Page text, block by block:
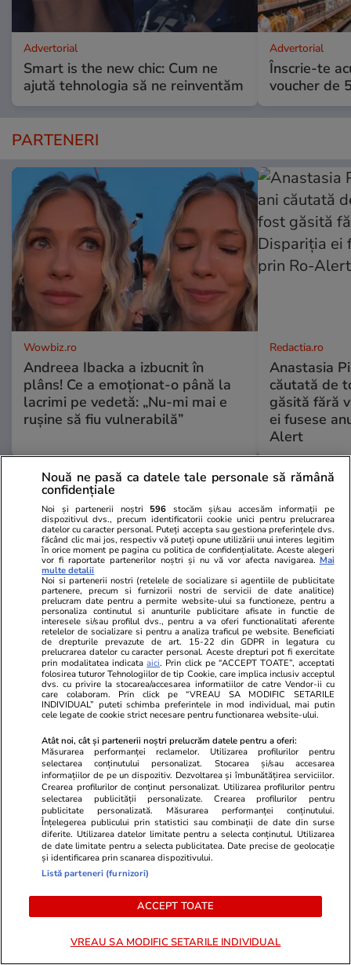
Advertorial
Smart is the new chic: Cum ne
ajută tehnologia să ne reinventăm
Advertorial
Înscrie-te
voucher de
PARTENERI
Wowbiz.ro
Andreea Ibacka a izbucnit în
plâns! Ce a emoționat-o până la
lacrimi pe vedetă: „Nu-mi mai e
rușine să fiu vulnerabilă”
Redactia.ro
Anastasia
căutată de
găsită fără
ei fusese
Alert
POLITIC
Politică 06:21
Sorin Grindeanu anunță data la
care România ar putea avea un
nou Guvern: „Nu rămânem în
acest blocaj”
Politică 27 iul.
Parlamentul, somat să modifice
Legea salarizării. Înalta Curte
de Casație și Justiție: „Serioase
probleme de
constituționalitate”
PARTENERI
Nouă ne pasă ca datele tale personale să rămână
confidențiale
Noi și partenerii noștri 596 stocăm și/sau accesăm informații pe
dispozitivul dvs., precum identificatorii cookie unici pentru prelucrarea
datelor cu caracter personal. Puteți accepta sau gestiona preferințele dvs.
făcând clic mai jos, respectiv vă puteți opune utilizării unui interes legitim
în orice moment pe pagina cu politica de confidențialitate. Aceste alegeri
vor fi raportate partenerilor noștri și nu vă vor afecta navigarea. Mai
multe detalii
Noi si partenerii nostri (retelele de socializare si agentiile de publicitate
partenere, precum si furnizorii nostri de servicii de date analitice)
prelucram date pentru a permite website-ului sa functioneze, pentru a
personaliza continutul si anunturile publicitare afisate in functie de
interesele si/sau profilul dvs., pentru a va oferi functionalitati aferente
retelelor de socializare si pentru a analiza traficul pe website. Beneficiati
de drepturile prevazute de art. 15-22 din GDPR in legatura cu
prelucrarea datelor cu caracter personal. Aceste drepturi pot fi exercitate
prin modalitatea indicataaici. Prin click pe “ACCEPT TOATE”, acceptati
folosirea tuturor Tehnologiilor de tip Cookie, care implica inclusiv acceptul
dvs. cu privire la stocarea/accesarea informatiilor de catre Vendor-ii cu
care colaboram. Prin click pe “VREAU SA MODIFIC SETARILE
INDIVIDUAL” puteti schimba preferintele in mod individual, mai putin
cele legate de cookie strict necesare pentru functionarea website-ului.
Atât noi, cât și partenerii noștri prelucrăm datele pentru a oferi:
Măsurarea performanței reclamelor. Utilizarea profilurilor pentru
selectarea conținutului personalizat. Stocarea și/sau accesarea
informațiilor de pe un dispozitiv. Dezvoltarea și îmbunătățirea serviciilor.
Crearea profilurilor de conținut personalizat. Utilizarea profilurilor pentru
selectarea publicității personalizate. Crearea profilurilor pentru
publicitate personalizată. Măsurarea performanței conținutului.
Înțelegerea publicului prin statistici sau combinații de date din surse
diferite. Utilizarea datelor limitate pentru a selecta conținutul. Utilizarea
de date limitate pentru a selecta publicitatea. Date precise de geolocație
și identificarea prin scanarea dispozitivului.
Listă parteneri (furnizori)
ACCEPT TOATE
VREAU SA MODIFIC SETARILE INDIVIDUAL